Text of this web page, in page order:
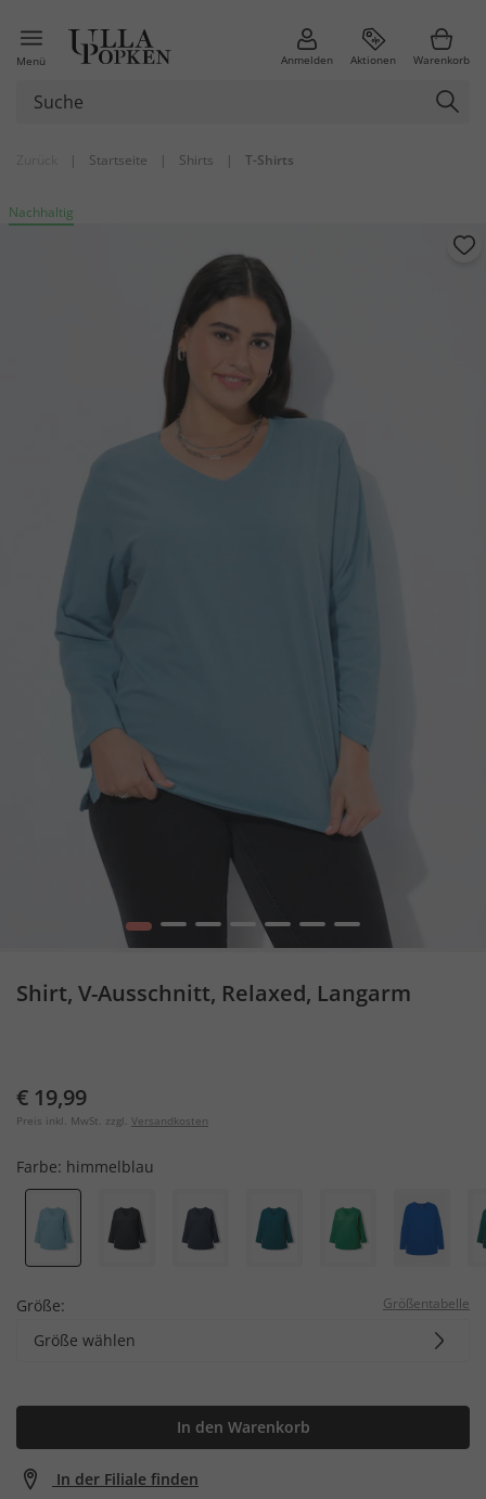
Menü Anmelden Aktionen Warenkorb
| Startseite | Shirts | T-Shirts
Nachhaltig
1 2 3 4 5 6 7
Shirt, V-Ausschnitt, Relaxed, Langarm
€ 19,99
Preis inkl. MwSt. zzgl. Versandkosten
Farbe: himmelblau
Größe: Größentabelle
Größe wählen
In den Warenkorb
In der Filiale finden